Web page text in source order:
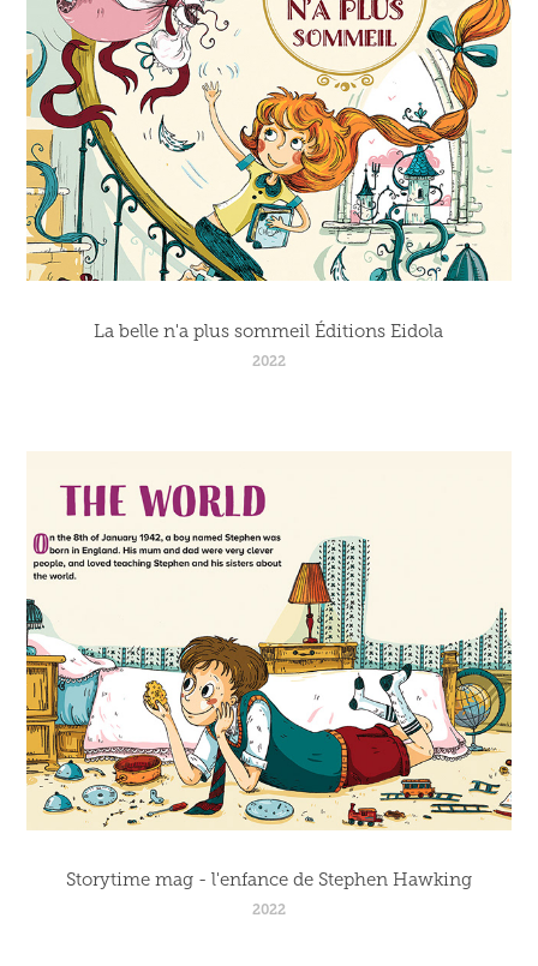
La belle n'a plus sommeil Éditions Eidola
2022
Storytime mag - l'enfance de Stephen Hawking
2022